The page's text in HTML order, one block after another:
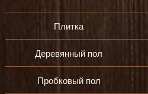
Плитка
Деревянный пол
Пробковый пол